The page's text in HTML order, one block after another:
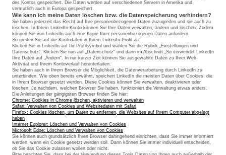
des Kontos gespeichert. Die Daten werden auf verschiedenen Servern in Amerika und
vermutlich auch in Europa gespeichert.
Wie kann ich meine Daten löschen bzw. die Datenspeicherung verhindern?
Sie haben jederzeit das Recht auf Ihre personenbezogenen Daten zuzugreifen und sie auch zu
löschen. In Ihrem LinkedIn-Konto können Sie Ihre Daten verwalten, ändern und löschen. Zudem
können Sie von LinkedIn auch eine Kopie Ihrer personenbezogenen Daten anfordern.
So greifen Sie auf die Kontodaten in Ihrem LinkedIn-Profil zu:
Klicken Sie in LinkedIn auf Ihr Profilsymbol und wählen Sie die Rubrik „Einstellungen und
Datenschutz“. Klicken Sie nun auf „Datenschutz“ und dann im Abschnitt „So verwendet LinkedIn
Ihre Daten auf „Ändern“. In nur kurzer Zeit können Sie ausgewählte Daten zu Ihrer Web-
Aktivität und Ihrem Kontoverlauf herunterladen.
Sie haben auch in Ihrem Browser die Möglichkeit, die Datenverarbeitung durch LinkedIn zu
unterbinden. Wie oben bereits erwähnt, speichert LinkedIn die meisten Daten über Cookies, die
in Ihrem Browser gesetzt werden. Diese Cookies können Sie verwalten, deaktivieren oder
löschen. Je nachdem, welchen Browser Sie haben, funktioniert die Verwaltung etwas anders.
Die Anleitungen der gängigsten Browser finden Sie hier:
Chrome: Cookies in Chrome löschen, aktivieren und verwalten
Safari: Verwalten von Cookies und Websitedaten mit Safari
Firefox: Cookies löschen, um Daten zu entfernen, die Websites auf Ihrem Computer abgelegt
haben
Internet Explorer: Löschen und Verwalten von Cookies
Microsoft Edge: Löschen und Verwalten von Cookies
Sie können auch grundsätzlich Ihren Browser dahingehend einrichten, dass Sie immer informiert
werden, wenn ein Cookie gesetzt werden soll. Dann können Sie immer individuell entscheiden,
ob Sie das Cookie zulassen wollen oder nicht.